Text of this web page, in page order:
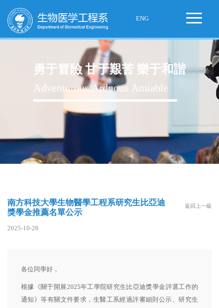
ENG
勇于冒險 甘于艱苦 樂于和諧
Adventurous Arduous Amiable
南方科技大學生物醫學工程系研究生比亞迪
獎學金推薦名單公示
2025-10-28
返回上一級
各位同學好，
根據《關于開展2025年工學院研究生比亞迪獎學金評選工作的
通知》等有關文件要求，生醫工系經過評審細則公示、研究生